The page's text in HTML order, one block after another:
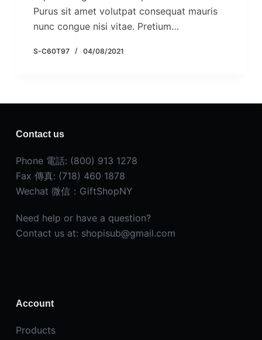
Purus sit amet volutpat consequat mauris
nunc congue nisi vitae. Pretium…
S-C60T97 04/08/2021
Contact us
Phone 電話: (800) 913 1278
Fax 傳真: (718) 460 1878
Wechat 微信：GiftShopNY
Need help or have a question?
Contact us at: shopisub@gmail.com
Account
Products